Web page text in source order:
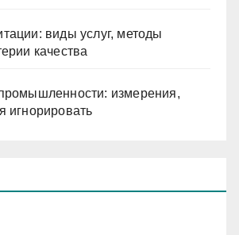
виды услуг, методы
качества
измерения,
игнорировать